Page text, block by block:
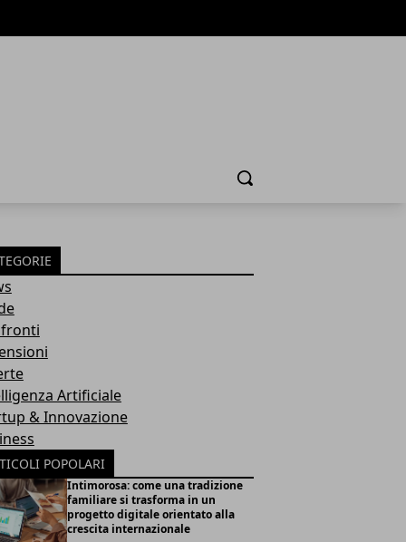
Cerca
Artificiale
& Innovazione
POPOLARI
Intimorosa: come una tradizione
familiare si trasforma in un
progetto digitale orientato alla
crescita internazionale